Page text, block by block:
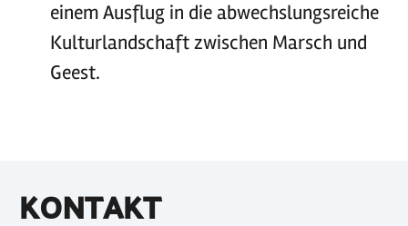
einem Ausflug in die abwechslungsreiche
Kulturlandschaft zwischen Marsch und
Geest.
KONTAKT